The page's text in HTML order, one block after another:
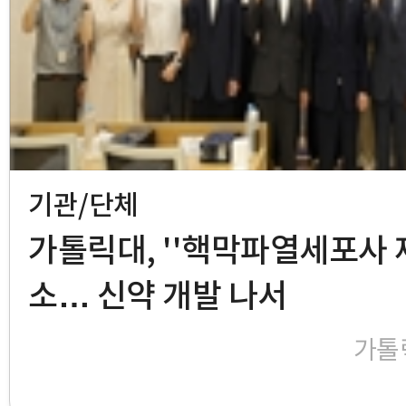
기관/단체
가톨릭대, ''핵막파열세포사
소… 신약 개발 나서
가